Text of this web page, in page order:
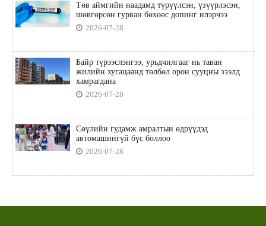
Төв аймгийн наадамд түрүүлсэн, үзүүрлэсэн,
шөвгөрсөн гурван бөхөөс допинг илэрчээ
2026-07-28
Байр түрээслэнгээ, урьдчилгааг нь таван
жилийн хугацаанд төлбөл орон сууцны зээлд
хамрагдана
2026-07-28
Сөүлийн гудамж амралтын өдрүүдэд
автомашингүй бүс боллоо
2026-07-28